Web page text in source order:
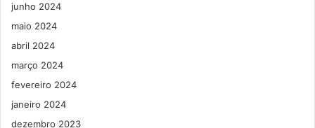
junho 2024
maio 2024
abril 2024
março 2024
fevereiro 2024
janeiro 2024
dezembro 2023